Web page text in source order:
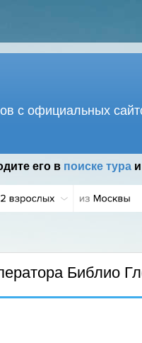
с официальных
его в поиске тураи
Библио